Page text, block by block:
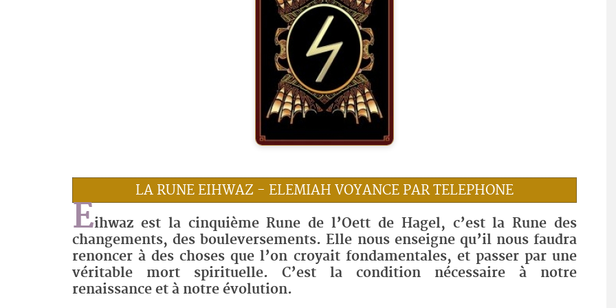
LA RUNE EIHWAZ - ELEMIAH VOYANCE PAR TELEPHONE
Eihwaz est la cinquième Rune de l’Oett de Hagel, c’est la Rune des
changements, des bouleversements. Elle nous enseigne qu’il nous faudra
renoncer à des choses que l’on croyait fondamentales, et passer par une
véritable mort spirituelle. C’est la condition nécessaire à notre
renaissance et à notre évolution.